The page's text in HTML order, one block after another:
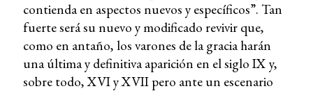
contienda en aspectos nuevos y específicos”. Tan
fuerte será su nuevo y modificado revivir que,
como en antaño, los varones de la gracia harán
una última y definitiva aparición en el siglo IX y,
sobre todo, XVI y XVII pero ante un escenario